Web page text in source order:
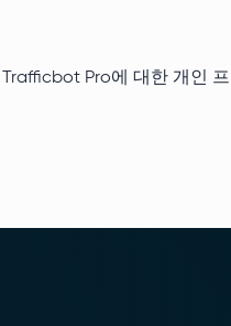
Pro에 대한 개인